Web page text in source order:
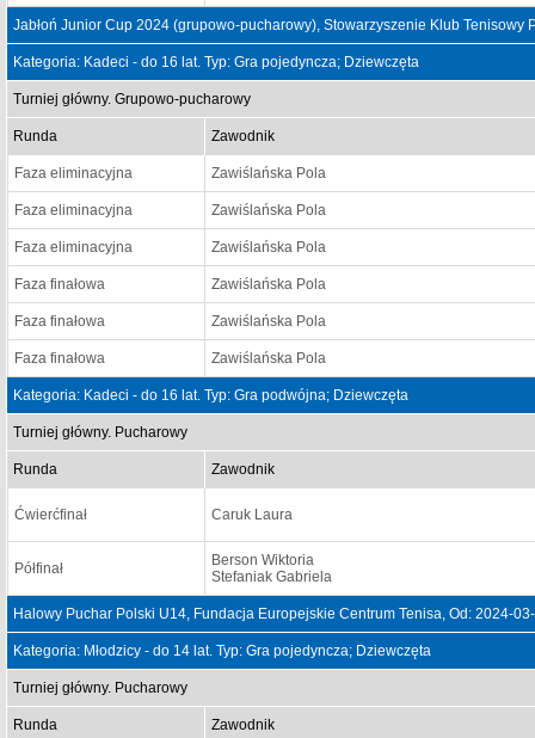
Jabłoń Junior Cup 2024 (grupowo-pucharowy), Stowarzyszenie Klub Tenisowy
Kategoria: Kadeci - do 16 lat. Typ: Gra pojedyncza; Dziewczęta
Turniej główny. Grupowo-pucharowy
Runda Zawodnik
Faza eliminacyjna Zawiślańska Pola
Faza eliminacyjna Zawiślańska Pola
Faza eliminacyjna Zawiślańska Pola
Faza finałowa Zawiślańska Pola
Faza finałowa Zawiślańska Pola
Faza finałowa Zawiślańska Pola
Kategoria: Kadeci - do 16 lat. Typ: Gra podwójna; Dziewczęta
Turniej główny. Pucharowy
Runda Zawodnik
Ćwierćfinał Caruk Laura
Półfinał
Berson Wiktoria
Stefaniak Gabriela
Halowy Puchar Polski U14, Fundacja Europejskie Centrum Tenisa, Od: 2024-
Kategoria: Młodzicy - do 14 lat. Typ: Gra pojedyncza; Dziewczęta
Turniej główny. Pucharowy
Runda Zawodnik